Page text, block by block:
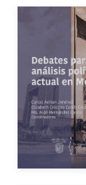
Autores
Año de
eBook